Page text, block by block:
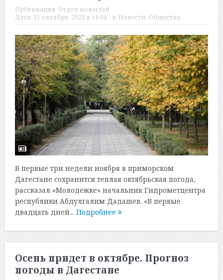
Публикация: Отдел новостей
Дата: 31 октября, 2023 в 14:04 в: Новости, Общество
В первые три недели ноября в приморском
Дагестане сохранится теплая октябрьская погода,
рассказал «Молодежке» начальник Гидрометцентра
республики Абдулгалим Дадашев. «В первые
двадцать дней... Подробнее
Осень придет в октябре. Прогноз
погоды в Дагестане